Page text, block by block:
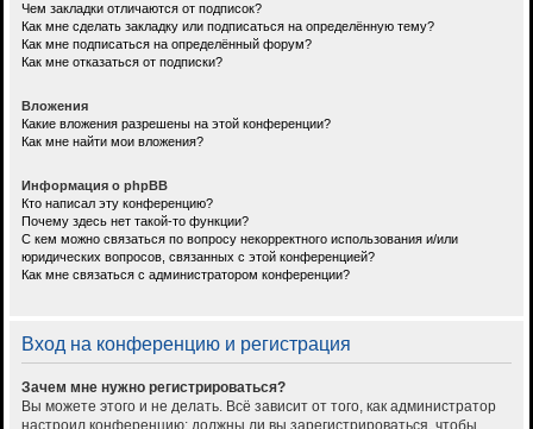
Чем закладки отличаются от подписок?
Как мне сделать закладку или подписаться на определённую тему?
Как мне подписаться на определённый форум?
Как мне отказаться от подписки?
Вложения
Какие вложения разрешены на этой конференции?
Как мне найти мои вложения?
Информация о phpBB
Кто написал эту конференцию?
Почему здесь нет такой-то функции?
С кем можно связаться по вопросу некорректного использования и/или
юридических вопросов, связанных с этой конференцией?
Как мне связаться с администратором конференции?
Вход на конференцию и регистрация
Зачем мне нужно регистрироваться?
Вы можете этого и не делать. Всё зависит от того, как администратор
настроил конференцию: должны ли вы зарегистрироваться, чтобы